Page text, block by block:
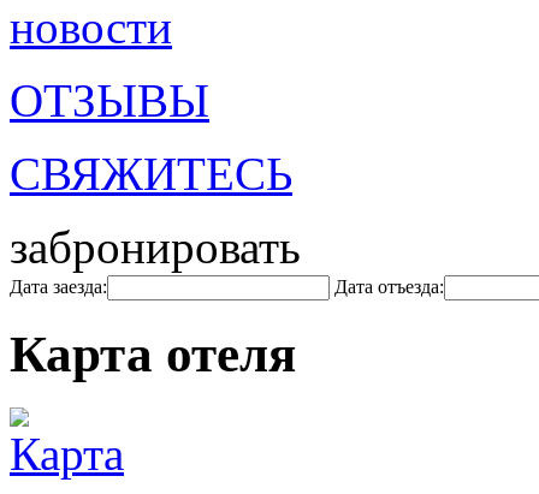
новости
ОТЗЫВЫ
СВЯЖИТЕСЬ
забронировать
Дата заезда: Дата отъезда:
Карта отеля